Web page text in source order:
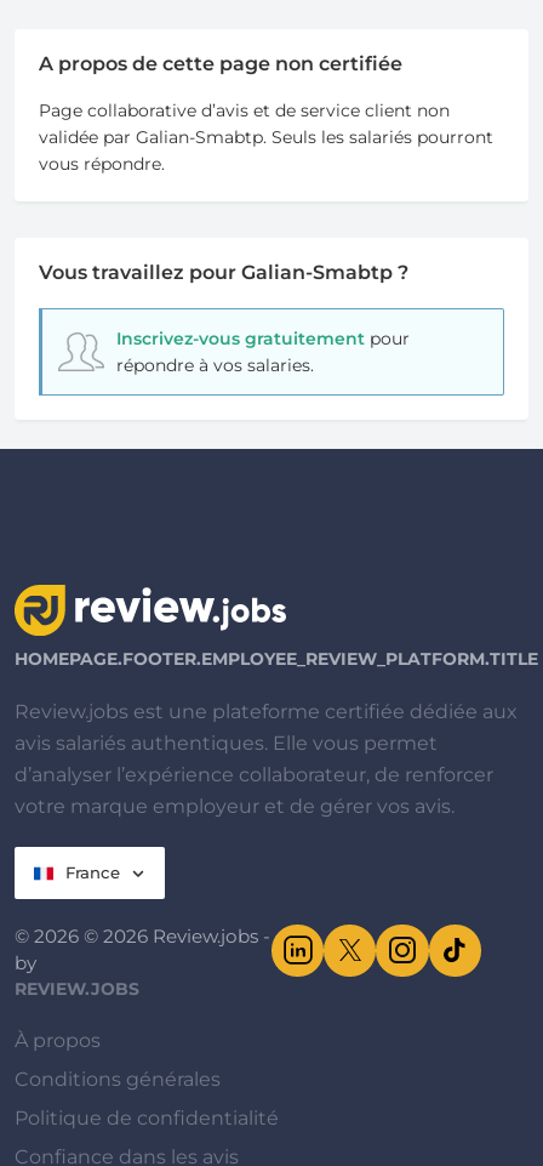
A propos de cette page non certifiée
Page collaborative d’avis et de service client non
validée par Galian-Smabtp. Seuls les salariés pourront
vous répondre.
Vous travaillez pour Galian-Smabtp ?
Inscrivez-vous gratuitementpour
répondre à vos salaries.
HOMEPAGE.FOOTER.EMPLOYEE_REVIEW_PLATFORM.TITLE
Review.jobs est une plateforme certifiée dédiée aux
avis salariés authentiques. Elle vous permet
d’analyser l’expérience collaborateur, de renforcer
votre marque employeur et de gérer vos avis.
France
© 2026 © 2026 Review.jobs -
by
REVIEW.JOBS
À propos
Conditions générales
Politique de confidentialité
Confiance dans les avis